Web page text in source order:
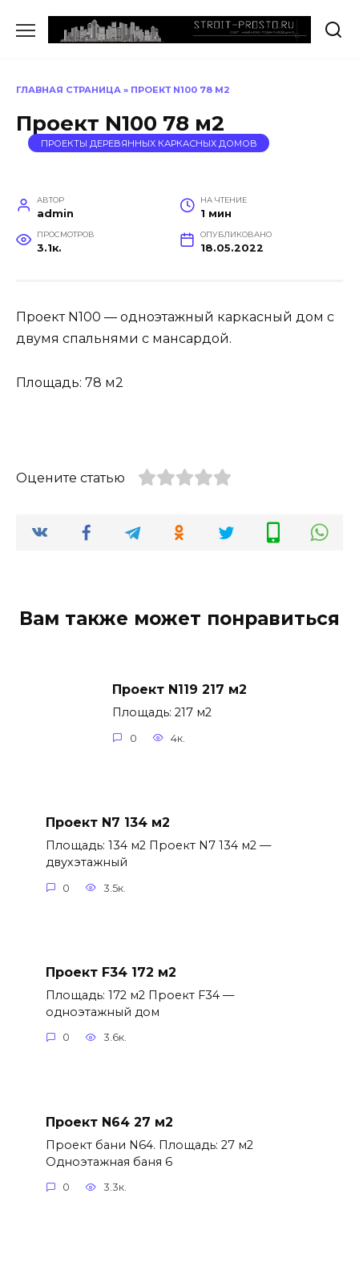
содержанию
ГЛАВНАЯ СТРАНИЦА » ПРОЕКТ N100 78 М2
Проект N100 78 м2
ПРОЕКТЫ ДЕРЕВЯННЫХ КАРКАСНЫХ ДОМОВ
АВТОР
admin
НА ЧТЕНИЕ
1 мин
ПРОСМОТРОВ
3.1к.
ОПУБЛИКОВАНО
18.05.2022
Проект N100 — одноэтажный каркасный дом с
двумя спальнями с мансардой.
Площадь: 78 м2
Оцените статью
Вам также может понравиться
Проект N119 217 м2
Площадь: 217 м2
0 4к.
Проект N7 134 м2
Площадь: 134 м2 Проект N7 134 м2 —
двухэтажный
0 3.5к.
Проект F34 172 м2
Площадь: 172 м2 Проект F34 —
одноэтажный дом
0 3.6к.
Проект N64 27 м2
Проект бани N64. Площадь: 27 м2
Одноэтажная баня 6
0 3.3к.